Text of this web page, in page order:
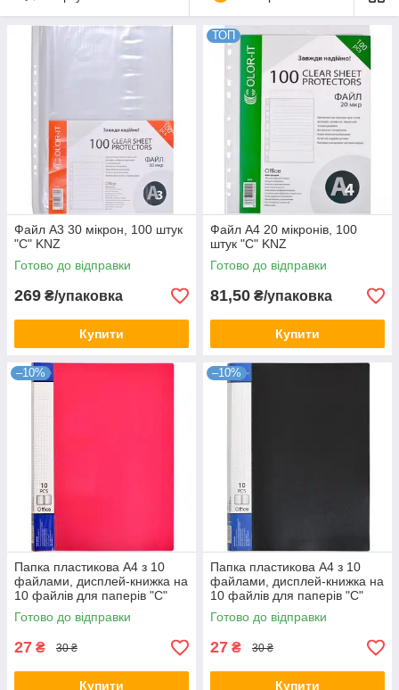
Файл А3 30 мікрон, 100 штук
"C" KNZ
Готово до відправки
269 ₴/упаковка
Купити
ТОП
Файл А4 20 мікронів, 100
штук "С" KNZ
Готово до відправки
81,50 ₴/упаковка
Купити
–10%
Папка пластикова А4 з 10
файлами, дисплей-книжка на
10 файлів для паперів "С"
Червона KNZ
Готово до відправки
27 ₴ 30 ₴
Купити
–10%
Папка пластикова А4 з 10
файлами, дисплей-книжка на
10 файлів для паперів "С"
Чорна KNZ
Готово до відправки
27 ₴ 30 ₴
Купити